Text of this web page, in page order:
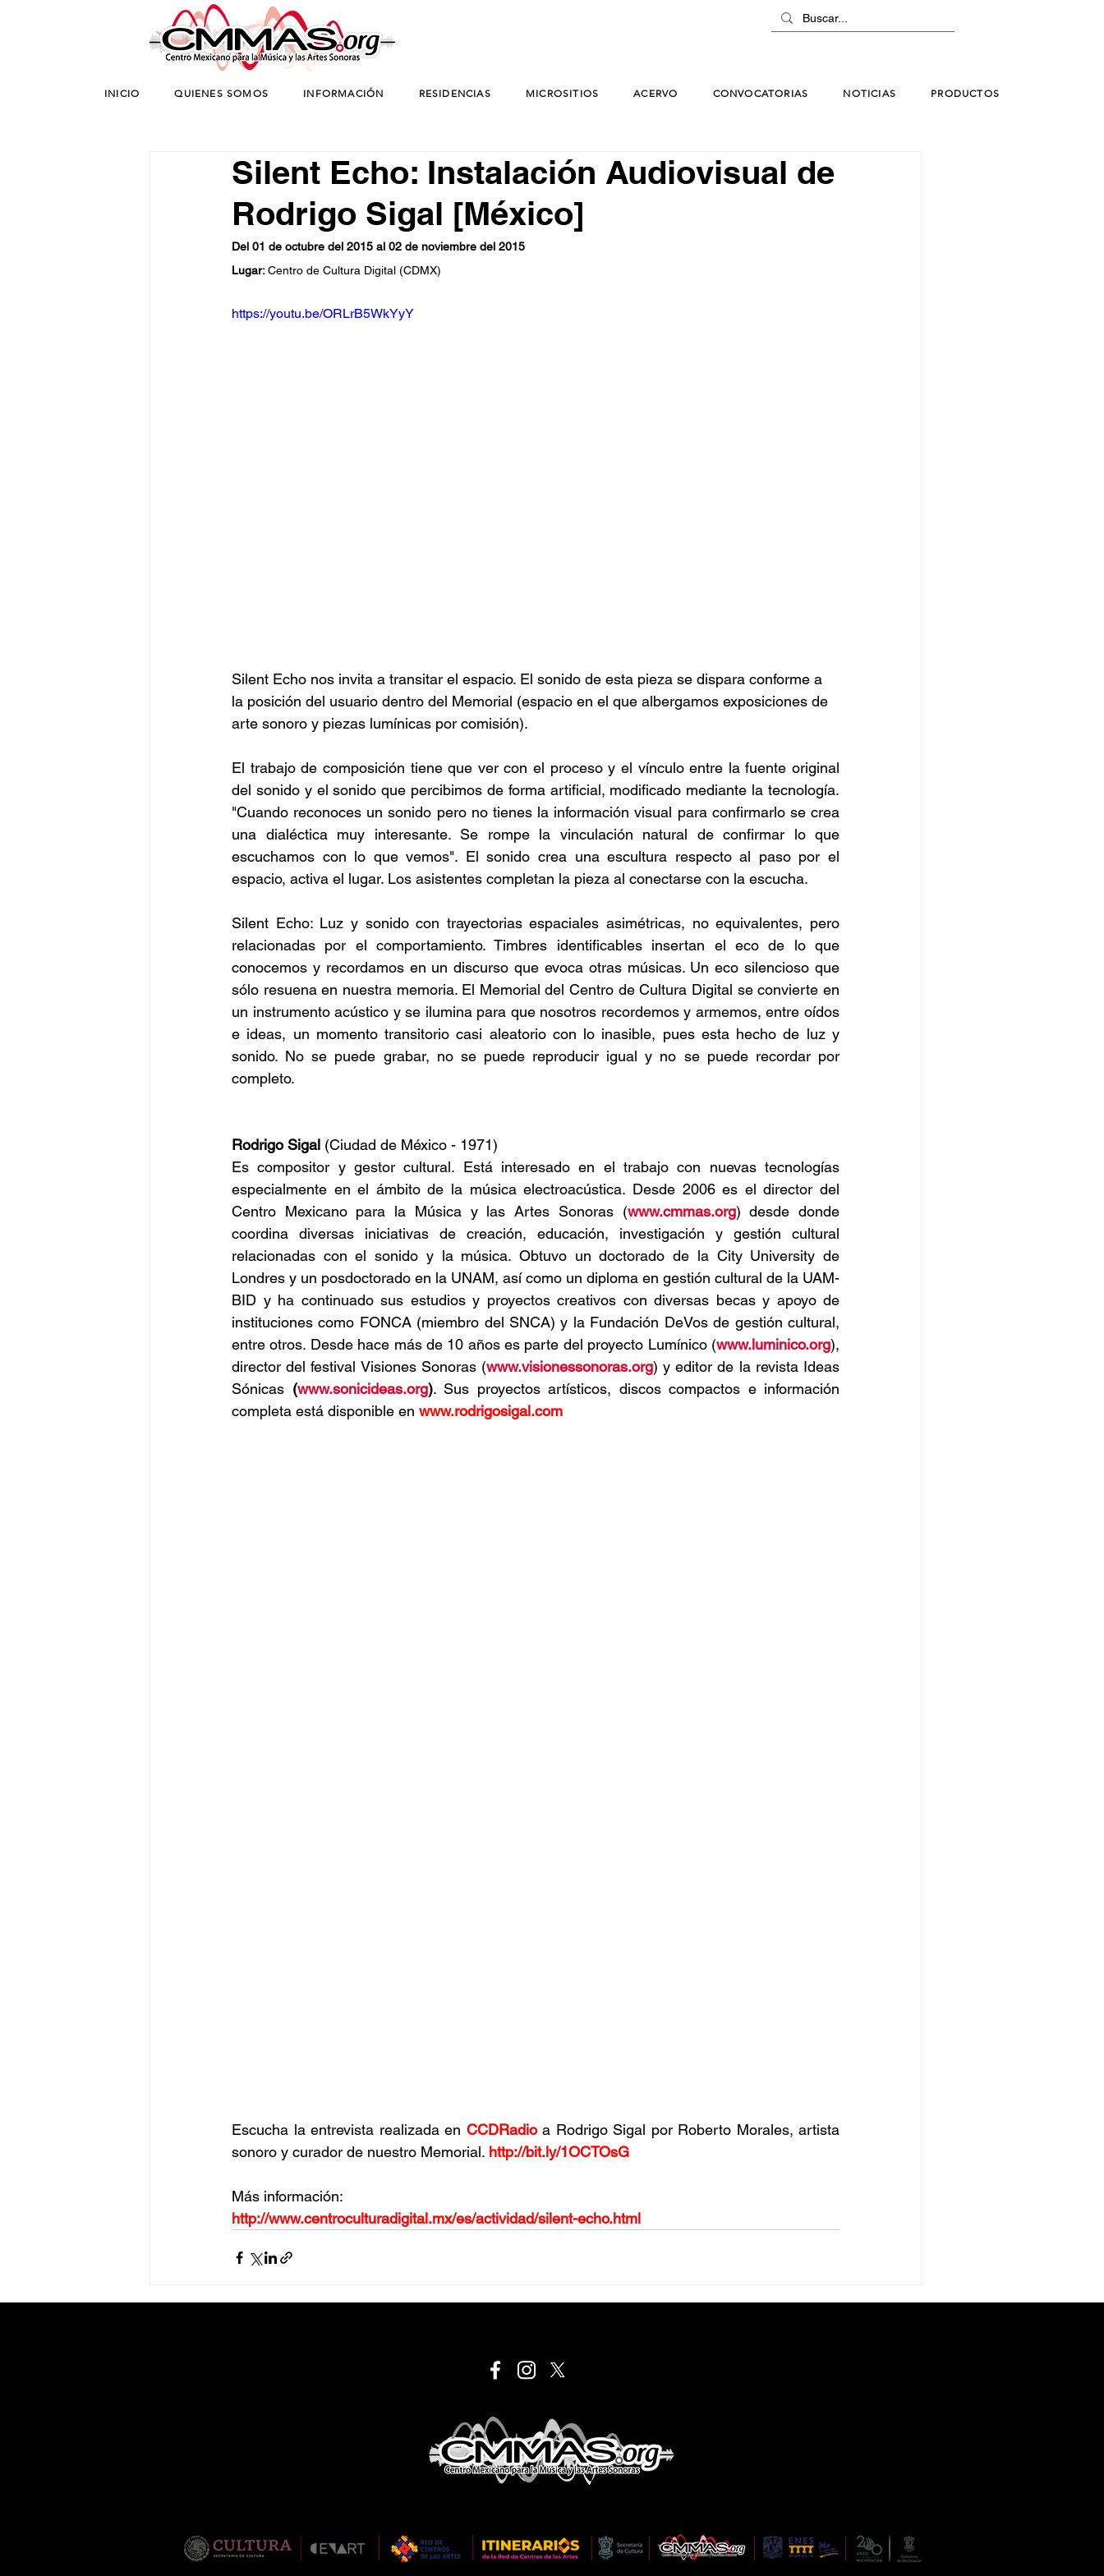
INICIO QUIENES SOMOS INFORMACIÓN RESIDENCIAS MICROSITIOS ACERVO CONVOCATORIAS NOTICIAS PRODUCTOS
Silent Echo: Instalación Audiovisual de
Rodrigo Sigal [México]
Del 01 de octubre del 2015 al 02 de noviembre del 2015
Lugar: Centro de Cultura Digital (CDMX)
https://youtu.be/ORLrB5WkYyY
Silent Echo nos invita a transitar el espacio. El sonido de esta pieza se dispara conforme a
la posición del usuario dentro del Memorial (espacio en el que albergamos exposiciones de
arte sonoro y piezas lumínicas por comisión).
El trabajo de composición tiene que ver con el proceso y el vínculo entre la fuente original
del sonido y el sonido que percibimos de forma artificial, modificado mediante la tecnología.
"Cuando reconoces un sonido pero no tienes la información visual para confirmarlo se crea
una dialéctica muy interesante. Se rompe la vinculación natural de confirmar lo que
escuchamos con lo que vemos". El sonido crea una escultura respecto al paso por el
espacio, activa el lugar. Los asistentes completan la pieza al conectarse con la escucha.
Silent Echo: Luz y sonido con trayectorias espaciales asimétricas, no equivalentes, pero
relacionadas por el comportamiento. Timbres identificables insertan el eco de lo que
conocemos y recordamos en un discurso que evoca otras músicas. Un eco silencioso que
sólo resuena en nuestra memoria. El Memorial del Centro de Cultura Digital se convierte en
un instrumento acústico y se ilumina para que nosotros recordemos y armemos, entre oídos
e ideas, un momento transitorio casi aleatorio con lo inasible, pues esta hecho de luz y
sonido. No se puede grabar, no se puede reproducir igual y no se puede recordar por
completo.
Rodrigo Sigal (Ciudad de México - 1971)
Es compositor y gestor cultural. Está interesado en el trabajo con nuevas tecnologías
especialmente en el ámbito de la música electroacústica. Desde 2006 es el director del
Centro Mexicano para la Música y las Artes Sonoras (www.cmmas.org) desde donde
coordina diversas iniciativas de creación, educación, investigación y gestión cultural
relacionadas con el sonido y la música. Obtuvo un doctorado de la City University de
Londres y un posdoctorado en la UNAM, así como un diploma en gestión cultural de la UAM-
BID y ha continuado sus estudios y proyectos creativos con diversas becas y apoyo de
instituciones como FONCA (miembro del SNCA) y la Fundación DeVos de gestión cultural,
entre otros. Desde hace más de 10 años es parte del proyecto Lumínico (www.luminico.org),
director del festival Visiones Sonoras (www.visionessonoras.org) y editor de la revista Ideas
Sónicas (www.sonicideas.org). Sus proyectos artísticos, discos compactos e información
completa está disponible en www.rodrigosigal.com
Escucha la entrevista realizada en CCDRadio a Rodrigo Sigal por Roberto Morales, artista
sonoro y curador de nuestro Memorial. http://bit.ly/1OCTOsG
Más información:
http://www.centroculturadigital.mx/es/actividad/silent-echo.html